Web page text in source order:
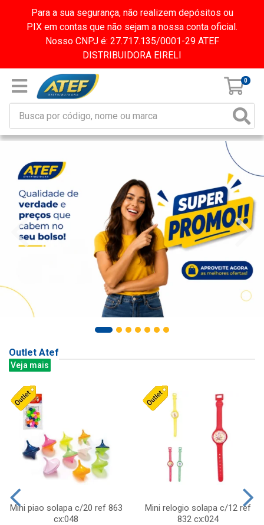
Para a sua segurança, não realizem depósitos ou
PIX em contas que não sejam a nossa conta oficial.
Nosso CNPJ é: 27.717.135/0001-29 ATEF
DISTRIBUIDORA EIRELI
0
Outlet Atef
Veja mais
Mini piao solapa c/20 ref 863
cx:048
Mini relogio solapa c/12 ref
832 cx:024